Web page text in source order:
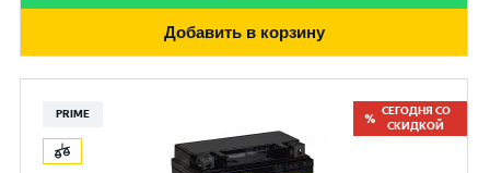
Добавить в корзину
PRIME
СЕГОДНЯ СО
СКИДКОЙ